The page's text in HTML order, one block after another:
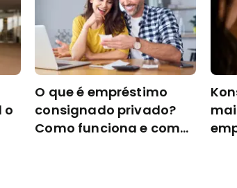
o
O que é empréstimo
consignado privado?
Como funciona e como